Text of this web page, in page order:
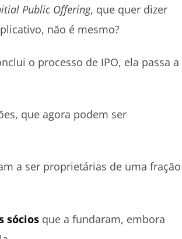
Public Offering, que quer dizer
não é mesmo?
o processo de IPO, ela passa a
que agora podem ser
a ser proprietárias de uma fração
sócios que a fundaram, embora